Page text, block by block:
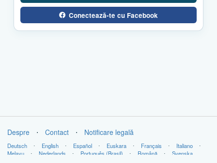
Conectează-te cu Facebook
Despre ⋅ Contact ⋅ Notificare legală
Deutsch ⋅ English ⋅ Español ⋅ Euskara ⋅ Français ⋅ Italiano
⋅
Melayu
⋅ Nederlands ⋅ Português (Brasil) ⋅ Română ⋅ Svenska